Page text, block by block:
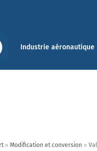
Industrie aéronautique
» Modification et conversion »